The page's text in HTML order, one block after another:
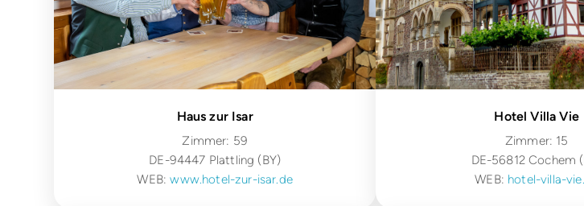
Haus zur Isar
Zimmer: 59
DE-94447 Plattling (BY)
WEB:www.hotel-zur-isar.de
Hotel Villa Vie
Zimmer: 15
DE-56812 Cochem
WEB: hotel-villa-